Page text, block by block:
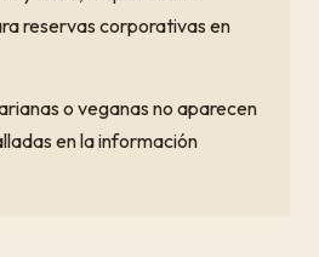
reservas corporativas en
o veganas no aparecen
en la información